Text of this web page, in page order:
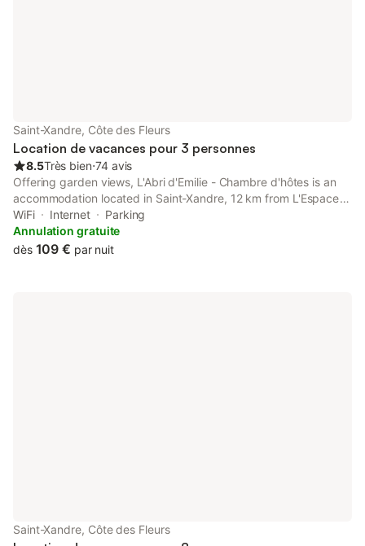
Saint-Xandre, Côte des Fleurs
Location de vacances pour 3 personnes
8.5Très bien⋅74 avis
Offering garden views, L'Abri d'Emilie - Chambre d'hôtes is an
accommodation located in Saint-Xandre, 12 km from L'Espace
Encan and 12 km from Parc des Expositions de la Rochelle.
WiFi Internet
Parking
Annulation gratuite
dès 109 € par nuit
Saint-Xandre, Côte des Fleurs